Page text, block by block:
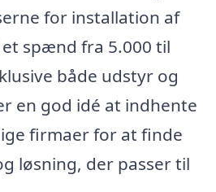
for installation af
spænd fra 5.000 til
både udstyr og
en god idé at indhente
firmaer for at finde
løsning, der passer til